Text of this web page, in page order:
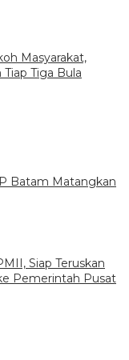
Masyarakat,
Tiga Bula
Batam Matangkan
Siap Teruskan
Pemerintah Pusat